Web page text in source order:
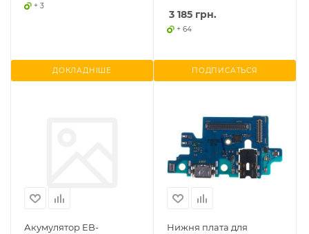
+ 3
ДОКЛАДНІШЕ
3 185 грн.
+ 64
ПОДПИСАТЬСЯ
Акумулятор EB-
Нижня плата для